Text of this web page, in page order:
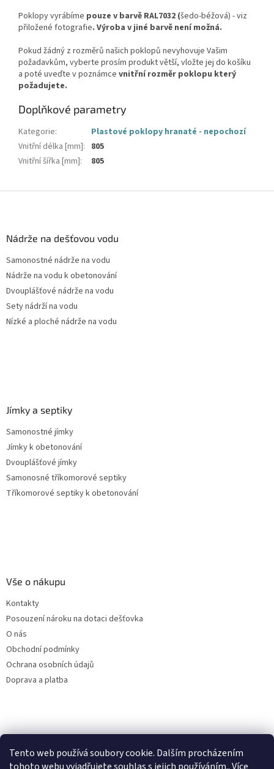
Tento web používá soubory cookie. Dalším procházením
Poklopy vyrábíme pouze v barvě RAL7032 (šedo-béžová) - viz
přiložené fotografie. Výroba v jiné barvě není možná.
Pokud žádný z rozměrů našich poklopů nevyhovuje Vašim
požadavkům, vyberte prosím produkt větší, vložte jej do košíku
a poté uveďte v poznámce vnitřní rozměr poklopu který
požadujete.
Doplňkové parametry
Kategorie:
Plastové poklopy hranaté - nepochozí
Vnitřní délka [mm]: 805
Vnitřní šířka [mm]: 805
Nádrže na dešťovou vodu
Samonostné nádrže na vodu
Nádrže na vodu k obetonování
Dvouplášťové nádrže na vodu
Sety nádrží na vodu
Nízké a ploché nádrže na vodu
Jímky a septiky
Samonostné jímky
Jímky k obetonování
Dvouplášťové jímky
Samonosné tříkomorové septiky
Tříkomorové septiky k obetonování
Vše o nákupu
Kontakty
Posouzení nároku na dotaci dešťovka
O nás
Obchodní podmínky
Ochrana osobních údajů
Doprava a platba
Filtry dešťové vody
Online